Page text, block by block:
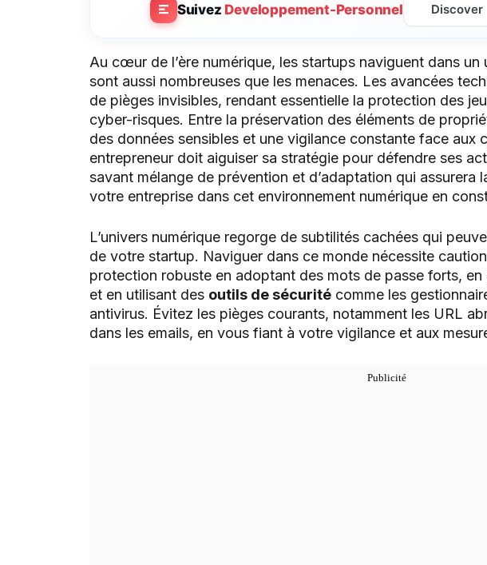
Suivez Developpement-Personnel Discover
Au cœur de l’ère numérique, les startups naviguent dans
sont aussi nombreuses que les menaces. Les avancées
de pièges invisibles, rendant essentielle la protection des
cyber-risques. Entre la préservation des éléments de
des données sensibles et une vigilance constante face aux
entrepreneur doit aiguiser sa stratégie pour défendre ses
savant mélange de prévention et d’adaptation qui assurera
votre entreprise dans cet environnement numérique en
L’univers numérique regorge de subtilités cachées qui
de votre startup. Naviguer dans ce monde nécessite
protection robuste en adoptant des mots de passe forts,
et en utilisant des outils de sécurité comme les
antivirus. Évitez les pièges courants, notamment les URL
dans les emails, en vous fiant à votre vigilance et aux